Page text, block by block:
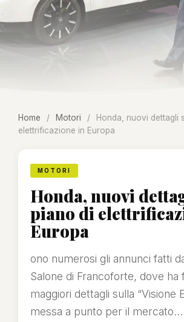
Home / Motori /
Honda, nuovi dettagli
elettrificazione in Europa
MOTORI
Honda, nuovi
piano di
Europa
ono numerosi gli annunci fatti
Salone di Francoforte, dove ha
maggiori dettagli sulla “Visione
messa a punto per il mercato...